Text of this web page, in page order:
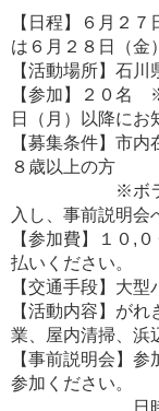
【日程】６月２
は６月２８日（金）
【活動場所】石川
【参加】２０名
日（月）以降にお
【募集条件】市
８歳以上の方
※ボランティ
入し、事前説明会
【参加費】１０,
払いください。
【交通手段】大型
【活動内容】が
業、屋内清掃、浜
【事前説明会】
参加ください。